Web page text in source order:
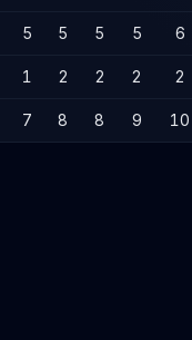
5 5 5 5 6
1 2 2 2 2
7 8 8 9 10